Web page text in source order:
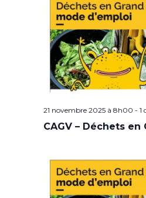
21 novembre 2025 à 8h00 - 1
CAGV – Déchets